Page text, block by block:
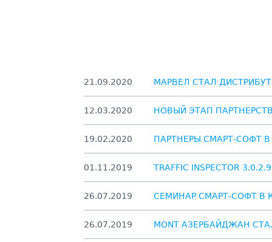
21.09.2020 МАРВЕЛ СТАЛ
12.03.2020 НОВЫЙ ЭТАП
19.02.2020 ПАРТНЕРЫ СМАРТ-СОФТ
01.11.2019 TRAFFIC INSPECTOR
26.07.2019 СЕМИНАР СМАРТ-СОФТ В
26.07.2019 MONT АЗЕРБАЙДЖАН